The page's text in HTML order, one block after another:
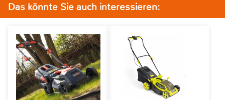
Das könnte Sie auch interessieren: